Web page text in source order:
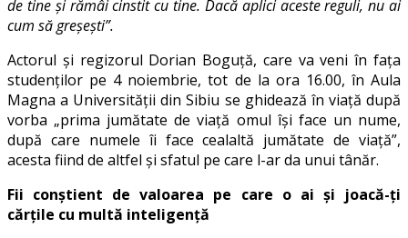
de tine și rămâi cinstit cu tine. Dacă aplici aceste reguli, nu ai
cum să greșești”.
Actorul și regizorul Dorian Boguță, care va veni în fața
studenților pe 4 noiembrie, tot de la ora 16.00, în Aula
Magna a Universității din Sibiu se ghidează în viață după
vorba „prima jumătate de viață omul își face un nume,
după care numele îi face cealaltă jumătate de viață”,
acesta fiind de altfel și sfatul pe care l-ar da unui tânăr.
Fii conștient de valoarea pe care o ai și joacă-ți
cărțile cu multă inteligență